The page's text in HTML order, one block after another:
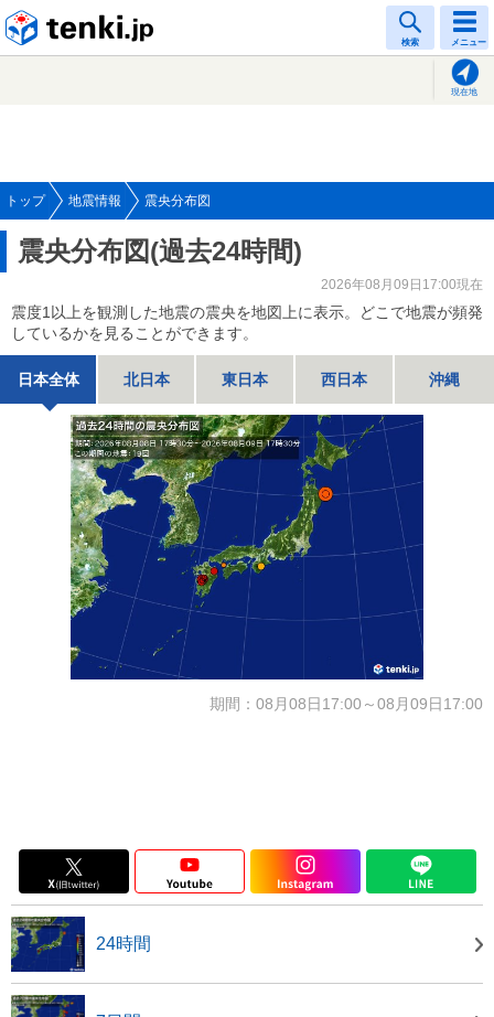
検索 メニュー
現在地
トップ 地震情報 震央分布図
震央分布図(過去24時間)
2026年08月09日17:00現在
震度1以上を観測した地震の震央を地図上に表示。どこで地震が頻発
しているかを見ることができます。
日本全体 北日本 東日本 西日本 沖縄
期間：08月08日17:00～08月09日17:00
24時間